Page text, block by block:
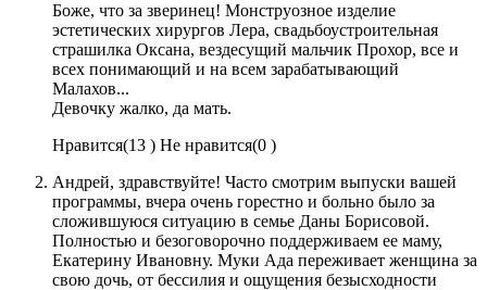
Боже, что за зверинец! Монструозное изделие
эстетических хирургов Лера, свадьбоустроительная
страшилка Оксана, вездесущий мальчик Прохор, все и
всех понимающий и на всем зарабатывающий
Малахов...
Девочку жалко, да мать.
Нравится(13 ) Не нравится(0 )
Андрей, здравствуйте! Часто смотрим выпуски вашей
программы, вчера очень горестно и больно было за
сложившуюся ситуацию в семье Даны Борисовой.
Полностью и безоговорочно поддерживаем ее маму,
Екатерину Ивановну. Муки Ада переживает женщина за
свою дочь, от бессилия и ощущения безысходности